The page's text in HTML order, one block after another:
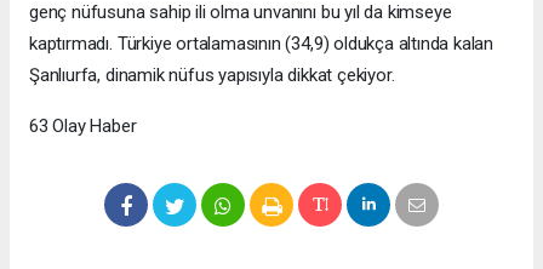
genç nüfusuna sahip ili olma unvanını bu yıl da kimseye
kaptırmadı. Türkiye ortalamasının (34,9) oldukça altında kalan
Şanlıurfa, dinamik nüfus yapısıyla dikkat çekiyor.
63 Olay Haber